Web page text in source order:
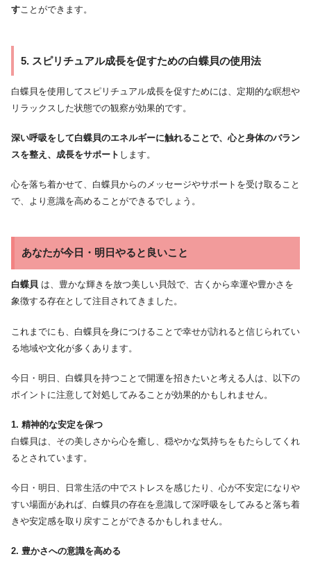
すことができます。
5. スピリチュアル成長を促すための白蝶貝の使用法
白蝶貝を使用してスピリチュアル成長を促すためには、定期的な瞑想や
リラックスした状態での観察が効果的です。
深い呼吸をして白蝶貝のエネルギーに触れることで、心と身体のバラン
スを整え、成長をサポート します。
心を落ち着かせて、白蝶貝からのメッセージやサポートを受け取ること
で、より意識を高めることができるでしょう。
あなたが今日・明日やると良いこと
白蝶貝 は、豊かな輝きを放つ美しい貝殻で、古くから幸運や豊かさを
象徴する存在として注目されてきました。
これまでにも、白蝶貝を身につけることで幸せが訪れると信じられてい
る地域や文化が多くあります。
今日・明日、白蝶貝を持つことで開運を招きたいと考える人は、以下の
ポイントに注意して対処してみることが効果的かもしれません。
1. 精神的な安定を保つ
白蝶貝は、その美しさから心を癒し、穏やかな気持ちをもたらしてくれ
るとされています。
今日・明日、日常生活の中でストレスを感じたり、心が不安定になりや
すい場面があれば、白蝶貝の存在を意識して深呼吸をしてみると落ち着
きや安定感を取り戻すことができるかもしれません。
2. 豊かさへの意識を高める